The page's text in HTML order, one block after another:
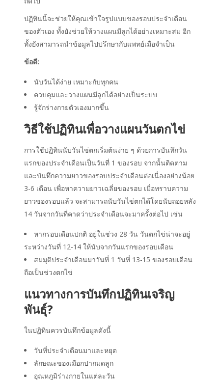
ปฏิทินนี้จะช่วยให้คุณเข้าใจรูปแบบของรอบประจำเดือน
ของตัวเอง ทั้งยังช่วยให้วางแผนมีลูกได้อย่างเหมาะสม อีก
ทั้งยังสามารถนำข้อมูลไปปรึกษากับแพทย์เมื่อจำเป็น
ข้อดี:
นับวันได้ง่าย เหมาะกับทุกคน
ควบคุมและวางแผนมีลูกได้อย่างเป็นระบบ
รู้จักร่างกายตัวเองมากขึ้น
วิธีใช้ปฏิทินเพื่อวางแผนวันตกไข่
การใช้ปฏิทินนับวันไข่ตกเริ่มต้นง่าย ๆ ด้วยการบันทึกวัน
แรกของประจำเดือนเป็นวันที่ 1 ของรอบ จากนั้นติดตาม
และบันทึกความยาวของรอบประจำเดือนต่อเนื่องอย่างน้อย
3-6 เดือน เพื่อหาความยาวเฉลี่ยของรอบ เมื่อทราบความ
ยาวของรอบแล้ว จะสามารถนับวันไข่ตกได้โดยนับถอยหลัง
14 วันจากวันที่คาดว่าประจำเดือนจะมาครั้งต่อไป เช่น
หากรอบเดือนปกติ อยู่ในช่วง 28 วัน วันตกไข่น่าจะอยู่
ระหว่างวันที่ 12-14 ให้นับจากวันแรกของรอบเดือน
สมมุติประจำเดือนมาวันที่ 1 วันที่ 13-15 ของรอบเดือน
ถือเป็นช่วงตกไข่
แนวทางการบันทึกปฏิทินเจริญ
พันธุ์?
ในปฏิทินควรบันทึกข้อมูลดังนี้
วันที่ประจำเดือนมาและหยุด
ลักษณะของเมือกปากมดลูก
อุณหภูมิร่างกายในแต่ละวัน